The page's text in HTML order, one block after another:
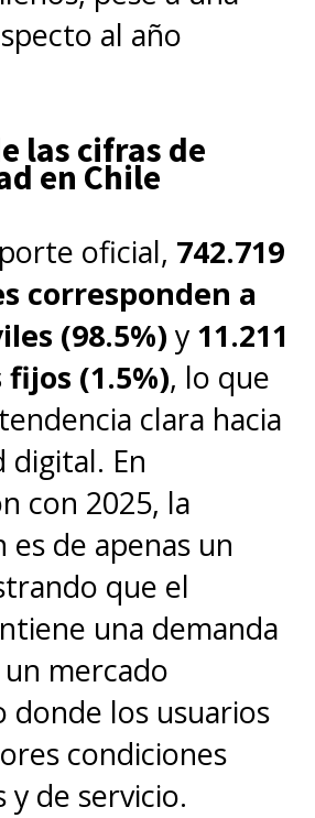
canales y la fluidez
en vivo funcionen
estos Smart TV
dependerá del
en otros
región donde
como en Chile.
vayan haciendo una
del televisor es de
argentinos
a 360 mil
al año
las cifras de
en Chile
oficial, 742.719
corresponden a
(98.5%) y 11.211
(1.5%), lo que
clara hacia
digital. En
con 2025, la
es de apenas un
que el
una demanda
mercado
donde los usuarios
condiciones
y de servicio.